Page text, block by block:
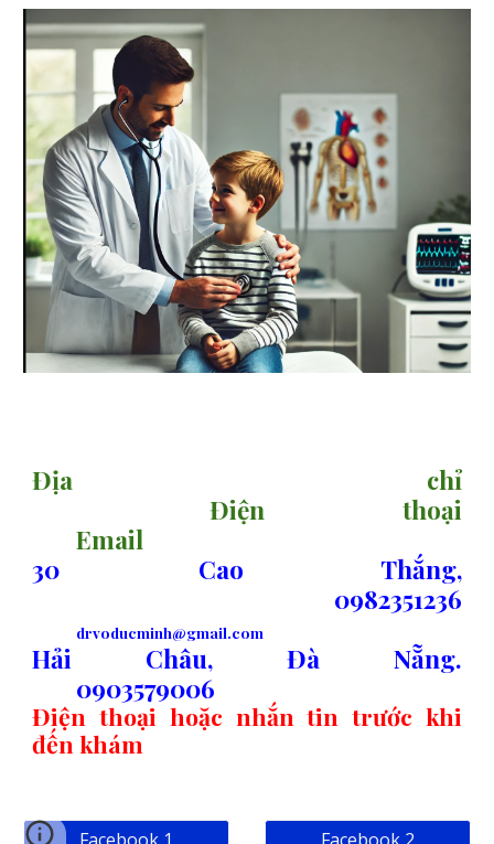
Địa chỉ
Điện thoại
Email
30 Cao Thắng,
0982351236
drvoducminh@gmail.com
Hải Châu, Đà Nẵng.
0903579006
Điện thoại hoặc nhắn tin trước khi
đến khám